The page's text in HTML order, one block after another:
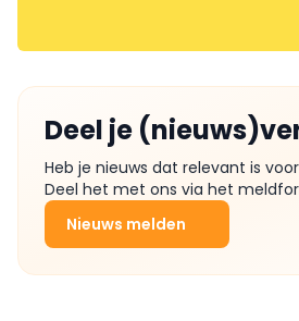
Deel je
Heb je nieuws dat relevant is
Deel het met ons via het
Nieuws melden